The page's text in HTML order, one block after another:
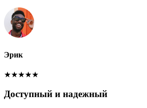
Эрик
★★★★★
Доступный и надежный